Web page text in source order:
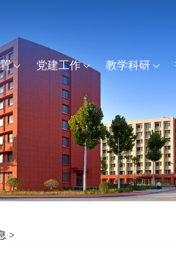
党建工作 教学科研
>